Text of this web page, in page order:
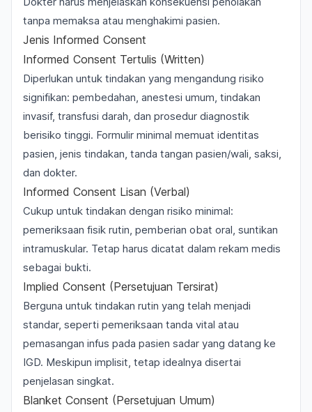
tanpa memaksa atau menghakimi pasien.
Jenis Informed Consent
Informed Consent Tertulis (Written)
Diperlukan untuk tindakan yang mengandung risiko
signifikan: pembedahan, anestesi umum, tindakan
invasif, transfusi darah, dan prosedur diagnostik
berisiko tinggi. Formulir minimal memuat identitas
pasien, jenis tindakan, tanda tangan pasien/wali, saksi,
dan dokter.
Informed Consent Lisan (Verbal)
Cukup untuk tindakan dengan risiko minimal:
pemeriksaan fisik rutin, pemberian obat oral, suntikan
intramuskular. Tetap harus dicatat dalam rekam medis
sebagai bukti.
Implied Consent (Persetujuan Tersirat)
Berguna untuk tindakan rutin yang telah menjadi
standar, seperti pemeriksaan tanda vital atau
pemasangan infus pada pasien sadar yang datang ke
IGD. Meskipun implisit, tetap idealnya disertai
penjelasan singkat.
Blanket Consent (Persetujuan Umum)